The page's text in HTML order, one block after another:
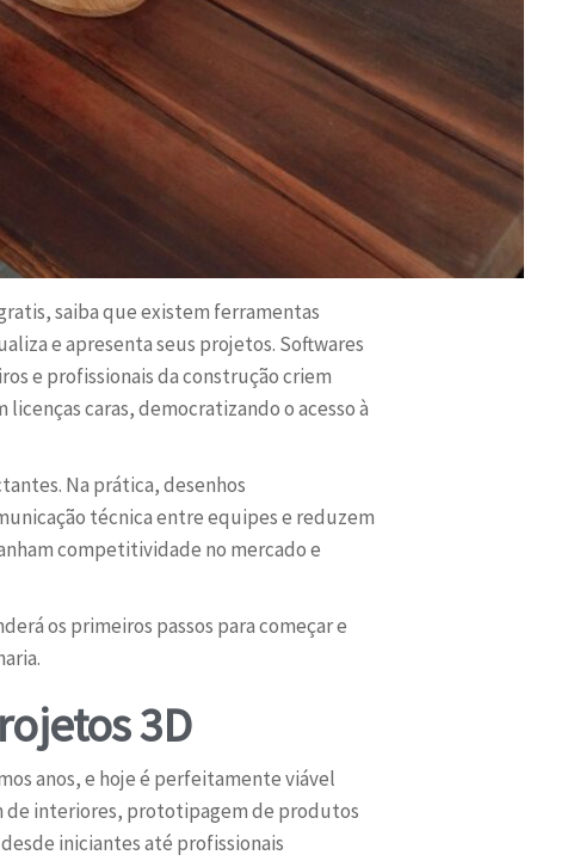
saiba que existem ferramentas
e apresenta seus projetos. Softwares
e profissionais da construção criem
caras, democratizando o acesso à
Na prática, desenhos
técnica entre equipes e reduzem
competitividade no mercado e
os primeiros passos para começar e
3D
anos, e hoje é perfeitamente viável
de interiores, prototipagem de produtos
iniciantes até profissionais